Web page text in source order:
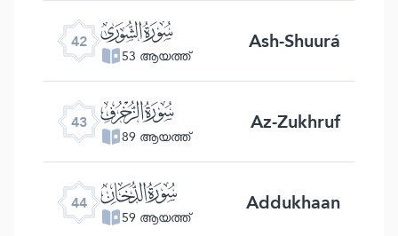
42 ﯗ
53 ആയത്ത് Ash-Shuurá
43 ﯘ
89 ആയത്ത് Az-Zukhruf
44 ﯙ
59 ആയത്ത് Addukhaan